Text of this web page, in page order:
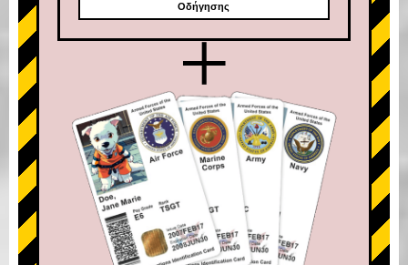
Οδήγησης
+